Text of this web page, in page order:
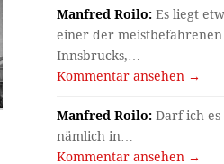
Manfred Roilo: Es liegt
einer der meistbefahrenen
Innsbrucks,…
Kommentar ansehen →
Manfred Roilo: Darf ich es
nämlich in…
Kommentar ansehen →